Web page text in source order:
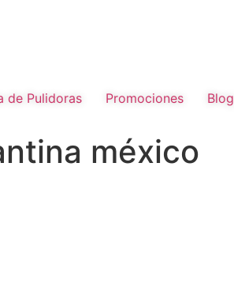
de Pulidoras Promociones Blog
méxico